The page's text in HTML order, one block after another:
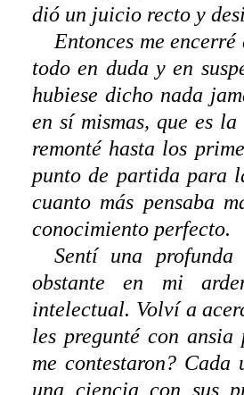
dió un juicio recto y
Entonces me
todo en duda y en
hubiese dicho nada
en sí mismas, que es
remonté hasta los
punto de partida para
cuanto más pensaba
conocimiento perfecto.
Sentí una profunda
obstante en mi
intelectual. Volví a
les pregunté con
me contestaron?
una ciencia con sus